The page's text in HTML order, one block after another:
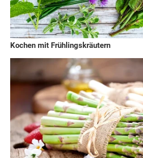
Kochen mit Frühlingskräutern